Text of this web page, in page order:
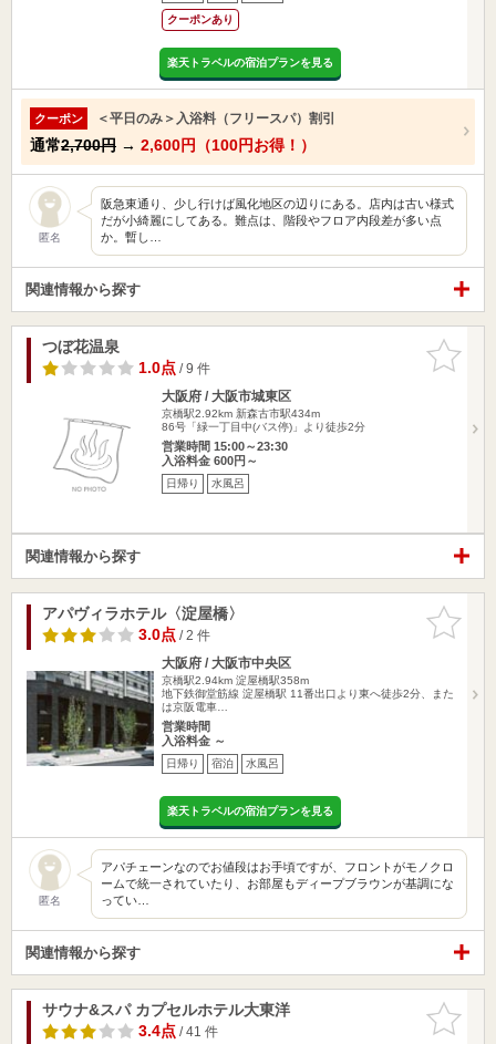
クーポンあり
楽天トラベルの宿泊プランを見る
クーポン ＜平日のみ＞入浴料（フリースパ）割引
通常2,700円 → 2,600円（100円お得！）
匿名
阪急東通り、少し行けば風化地区の辺りにある。店内は古い様式
だが小綺麗にしてある。難点は、階段やフロア内段差が多い点
か。暫し…
関連情報から探す
お気に入
りに追加
つぼ花温泉
1.0点/ 9 件
大阪府 / 大阪市城東区
京橋駅2.92km 新森古市駅434m
86号「緑一丁目中(バス停)」より徒歩2分
営業時間 15:00～23:30
入浴料金 600円～
日帰り 水風呂
関連情報から探す
お気に入
りに追加
アパヴィラホテル〈淀屋橋〉
3.0点/ 2 件
大阪府 / 大阪市中央区
京橋駅2.94km 淀屋橋駅358m
地下鉄御堂筋線 淀屋橋駅 11番出口より東へ徒歩2分、また
は京阪電車…
営業時間
入浴料金 ～
日帰り 宿泊 水風呂
楽天トラベルの宿泊プランを見る
匿名
アパチェーンなのでお値段はお手頃ですが、フロントがモノクロ
ームで統一されていたり、お部屋もディープブラウンが基調にな
ってい…
関連情報から探す
お気に入
りに追加
サウナ&スパ カプセルホテル大東洋
3.4点/ 41 件